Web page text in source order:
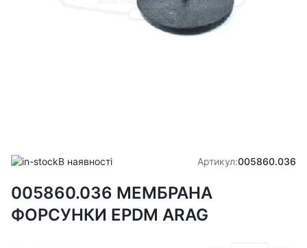
В наявності Артикул:005860.036
005860.036 МЕМБРАНА
ФОРСУНКИ EPDM ARAG